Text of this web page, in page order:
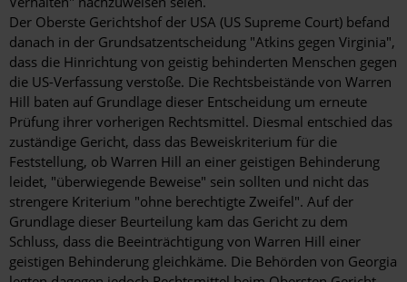
Der Oberste Gerichtshof der USA (US Supreme Court) befand
danach in der Grundsatzentscheidung "Atkins gegen Virginia",
dass die Hinrichtung von geistig behinderten Menschen gegen
die US-Verfassung verstoße. Die Rechtsbeistände von Warren
Hill baten auf Grundlage dieser Entscheidung um erneute
Prüfung ihrer vorherigen Rechtsmittel. Diesmal entschied das
zuständige Gericht, dass das Beweiskriterium für die
Feststellung, ob Warren Hill an einer geistigen Behinderung
leidet, "überwiegende Beweise" sein sollten und nicht das
strengere Kriterium "ohne berechtigte Zweifel". Auf der
Grundlage dieser Beurteilung kam das Gericht zu dem
Schluss, dass die Beeinträchtigung von Warren Hill einer
geistigen Behinderung gleichkäme. Die Behörden von Georgia